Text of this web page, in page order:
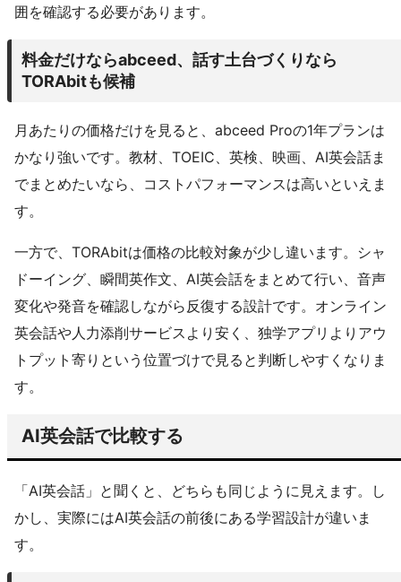
囲を確認する必要があります。
料金だけならabceed、話す土台づくりなら
TORAbitも候補
月あたりの価格だけを見ると、abceed Proの1年プランは
かなり強いです。教材、TOEIC、英検、映画、AI英会話ま
でまとめたいなら、コストパフォーマンスは高いといえま
す。
一方で、TORAbitは価格の比較対象が少し違います。シャ
ドーイング、瞬間英作文、AI英会話をまとめて行い、音声
変化や発音を確認しながら反復する設計です。オンライン
英会話や人力添削サービスより安く、独学アプリよりアウ
トプット寄りという位置づけで見ると判断しやすくなりま
す。
AI英会話で比較する
「AI英会話」と聞くと、どちらも同じように見えます。し
かし、実際にはAI英会話の前後にある学習設計が違いま
す。